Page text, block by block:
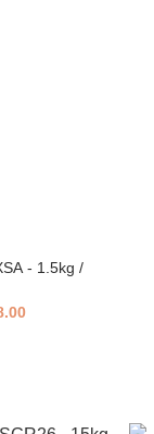
- 1.5kg /